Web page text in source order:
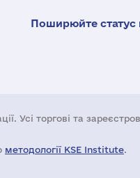
Поширюйте статус
Усі торгові та
методології KSE Institute.